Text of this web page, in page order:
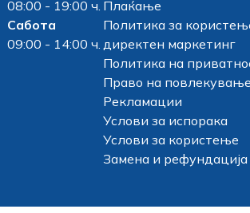
08:00 - 19:00 ч.
Сабота
09:00 - 14:00 ч.
Плаќање
Политика за
директен маркетинг
Политика на
Право на
Рекламации
Услови за испорака
Услови за користење
Замена и